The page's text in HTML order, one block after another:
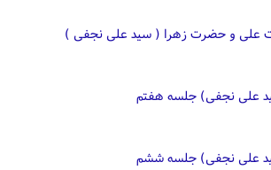
علی و حضرت زهرا ( سید علی نجفی )
علی نجفی) جلسه هفتم
علی نجفی) جلسه ششم